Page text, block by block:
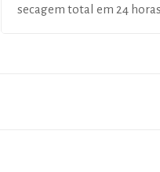
secagem total em 24